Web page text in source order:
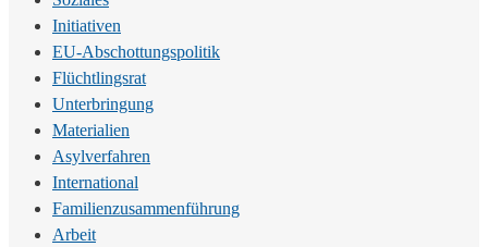
Initiativen
EU-Abschottungspolitik
Flüchtlingsrat
Unterbringung
Materialien
Asylverfahren
International
Familienzusammenführung
Arbeit